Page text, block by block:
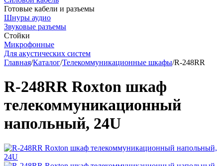
Готовые кабели и разъемы
Шнуры аудио
Звуковые разъемы
Стойки
Микрофонные
Для акустических систем
Главная/Каталог/Телекоммуникационные шкафы/R-248RR
R-248RR Roxton шкаф
телекоммуникационный
напольный, 24U